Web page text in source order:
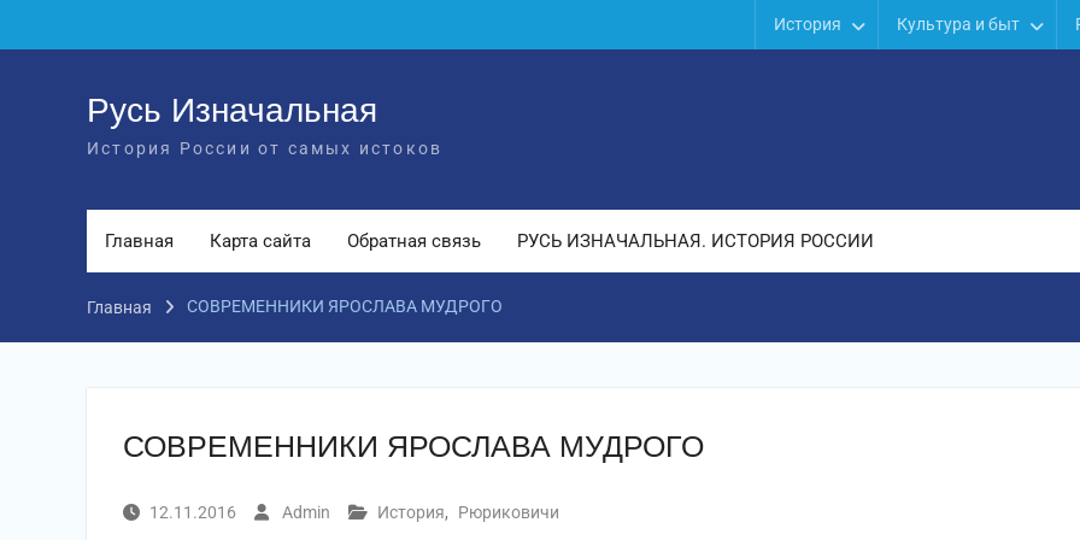
История Культура и быт
Русь Изначальная
История России от самых истоков
Главная Карта сайта Обратная связь РУСЬ ИЗНАЧАЛЬНАЯ. ИСТОРИЯ РОССИИ
Главная СОВРЕМЕННИКИ ЯРОСЛАВА МУДРОГО
СОВРЕМЕННИКИ ЯРОСЛАВА МУДРОГО
12.11.2016 Admin История, Рюриковичи